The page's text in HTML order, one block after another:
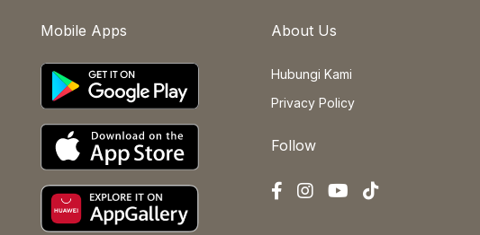
Mobile Apps About Us
Hubungi Kami
Privacy Policy
Follow